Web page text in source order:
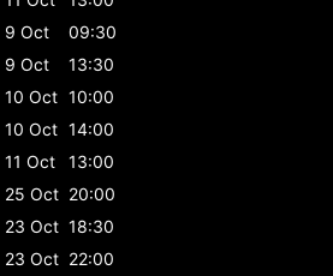
9 Oct
09:30
9 Oct
13:30
10 Oct 10:00
10 Oct 14:00
11 Oct
13:00
25 Oct 20:00
23 Oct 18:30
23 Oct 22:00